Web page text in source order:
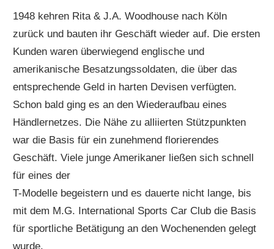
1948 kehren Rita & J.A. Woodhouse nach Köln
zurück und bauten ihr Geschäft wieder auf. Die ersten
Kunden waren überwiegend englische und
amerikanische Besatzungssoldaten, die über das
entsprechende Geld in harten Devisen verfügten.
Schon bald ging es an den Wiederaufbau eines
Händlernetzes. Die Nähe zu alliierten Stützpunkten
war die Basis für ein zunehmend florierendes
Geschäft. Viele junge Amerikaner ließen sich schnell
für eines der
T-Modelle begeistern und es dauerte nicht lange, bis
mit dem M.G. International Sports Car Club die Basis
für sportliche Betätigung an den Wochenenden gelegt
wurde.